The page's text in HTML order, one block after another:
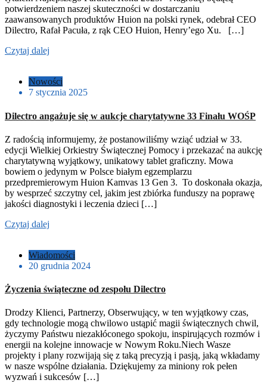
potwierdzeniem naszej skuteczności w dostarczaniu
zaawansowanych produktów Huion na polski rynek, odebrał CEO
Dilectro, Rafał Pacuła, z rąk CEO Huion, Henry’ego Xu. […]
Czytaj dalej
Nowości
7 stycznia 2025
Dilectro angażuje się w aukcje charytatywne 33 Finału WOŚP
Z radością informujemy, że postanowiliśmy wziąć udział w 33.
edycji Wielkiej Orkiestry Świątecznej Pomocy i przekazać na aukcję
charytatywną wyjątkowy, unikatowy tablet graficzny. Mowa
bowiem o jedynym w Polsce białym egzemplarzu
przedpremierowym Huion Kamvas 13 Gen 3. To doskonała okazja,
by wesprzeć szczytny cel, jakim jest zbiórka funduszy na poprawę
jakości diagnostyki i leczenia dzieci […]
Czytaj dalej
Wiadomości
20 grudnia 2024
Życzenia świąteczne od zespołu Dilectro
Drodzy Klienci, Partnerzy, Obserwujący, w ten wyjątkowy czas,
gdy technologie mogą chwilowo ustąpić magii świątecznych chwil,
życzymy Państwu niezakłóconego spokoju, inspirujących rozmów i
energii na kolejne innowacje w Nowym Roku.Niech Wasze
projekty i plany rozwijają się z taką precyzją i pasją, jaką wkładamy
w nasze wspólne działania. Dziękujemy za miniony rok pełen
wyzwań i sukcesów […]